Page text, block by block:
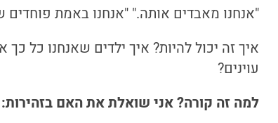
"אנחנו מאבדים אותה." "אנחנו באמת פוחדים
איך זה יכול להיות? איך ילדים שאנחנו כל
עוינים?
למה זה קורה? אני שואלת את האם בזהירות: